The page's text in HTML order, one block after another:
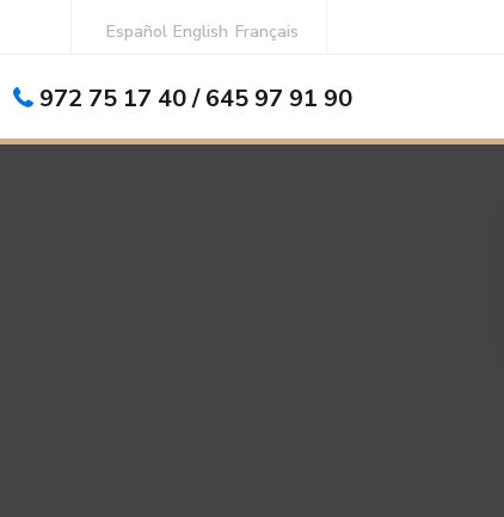
Español English Français
972 75 17 40 / 645 97 91 90